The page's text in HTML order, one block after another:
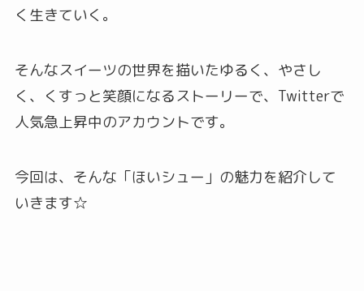
く生きていく。
そんなスイーツの世界を描いたゆるく、やさし
く、くすっと笑顔になるストーリーで、Twitterで
人気急上昇中のアカウントです。
今回は、そんな「ほいシュー」の魅力を紹介して
いきます☆